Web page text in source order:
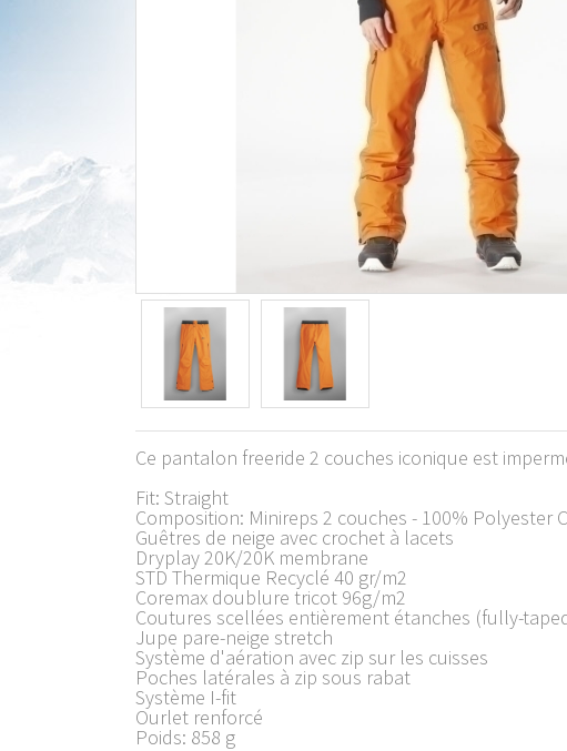
Ce pantalon freeride 2 couches iconique est
Fit: Straight
Composition: Minireps 2 couches - 100% Polyester
Guêtres de neige avec crochet à lacets
Dryplay 20K/20K membrane
STD Thermique Recyclé 40 gr/m2
Coremax doublure tricot 96g/m2
Coutures scellées entièrement étanches (fully-
Jupe pare-neige stretch
Système d'aération avec zip sur les cuisses
Poches latérales à zip sous rabat
Système I-fit
Ourlet renforcé
Poids: 858 g